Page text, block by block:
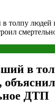
толпу людей
в
ДТП